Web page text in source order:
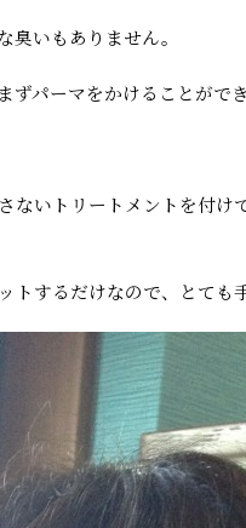
臭いもありません。
パーマをかけることができ
ないトリートメントを付け
トするだけなので、とても